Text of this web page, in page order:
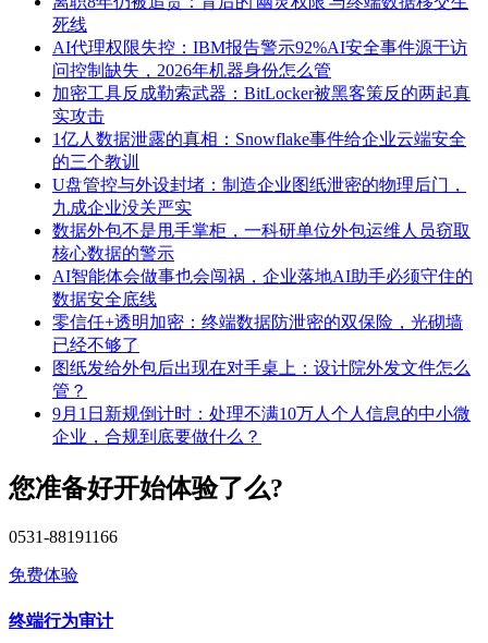
死线
AI代理权限失控：IBM报告警示92%AI安全事件源于访
问控制缺失，2026年机器身份怎么管
加密工具反成勒索武器：BitLocker被黑客策反的两起真
实攻击
1亿人数据泄露的真相：Snowflake事件给企业云端安全
的三个教训
U盘管控与外设封堵：制造企业图纸泄密的物理后门，
九成企业没关严实
数据外包不是甩手掌柜，一科研单位外包运维人员窃取
核心数据的警示
AI智能体会做事也会闯祸，企业落地AI助手必须守住的
数据安全底线
零信任+透明加密：终端数据防泄密的双保险，光砌墙
已经不够了
图纸发给外包后出现在对手桌上：设计院外发文件怎么
管？
9月1日新规倒计时：处理不满10万人个人信息的中小微
企业，合规到底要做什么？
您准备好开始体验了么?
0531-88191166
免费体验
终端行为审计